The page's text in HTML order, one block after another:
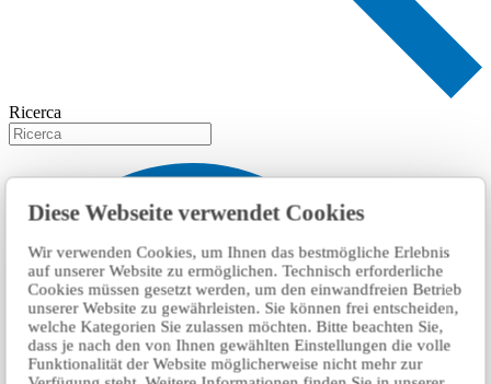
Diese Webseite verwendet Cookies
Wir verwenden Cookies, um Ihnen das bestmögliche Erlebnis
auf unserer Website zu ermöglichen. Technisch erforderliche
Cookies müssen gesetzt werden, um den einwandfreien Betrieb
unserer Website zu gewährleisten. Sie können frei entscheiden,
welche Kategorien Sie zulassen möchten. Bitte beachten Sie,
dass je nach den von Ihnen gewählten Einstellungen die volle
Funktionalität der Website möglicherweise nicht mehr zur
Ricerca